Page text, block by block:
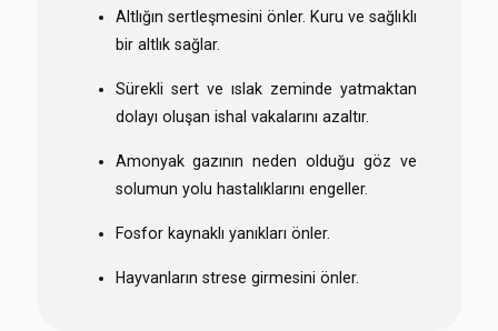
Altlığın sertleşmesini önler. Kuru ve sağlıklı
bir altlık sağlar.
Sürekli sert ve ıslak zeminde yatmaktan
dolayı oluşan ishal vakalarını azaltır.
Amonyak gazının neden olduğu göz ve
solumun yolu hastalıklarını engeller.
Fosfor kaynaklı yanıkları önler.
Hayvanların strese girmesini önler.